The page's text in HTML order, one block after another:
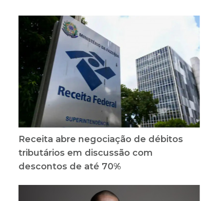
Receita abre negociação de débitos
tributários em discussão com
descontos de até 70%